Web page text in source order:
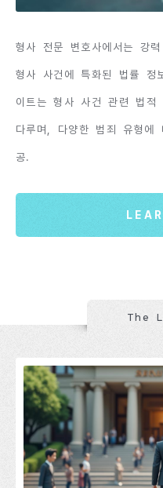
형사 전문 변호사에서는 강
형사 사건에 특화된 법률 정
이트는 형사 사건 관련 법적
다루며, 다양한 범죄 유형에
공.
The